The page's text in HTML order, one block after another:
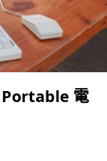
電